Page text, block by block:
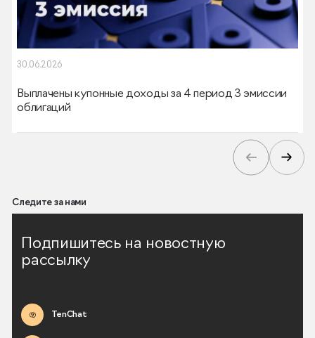
30.06.2026
Выплачены купонные доходы за 4 период 3 эмиссии
облигаций
Следите за нами
Подпишитесь на новостную
рассылку
TenChat